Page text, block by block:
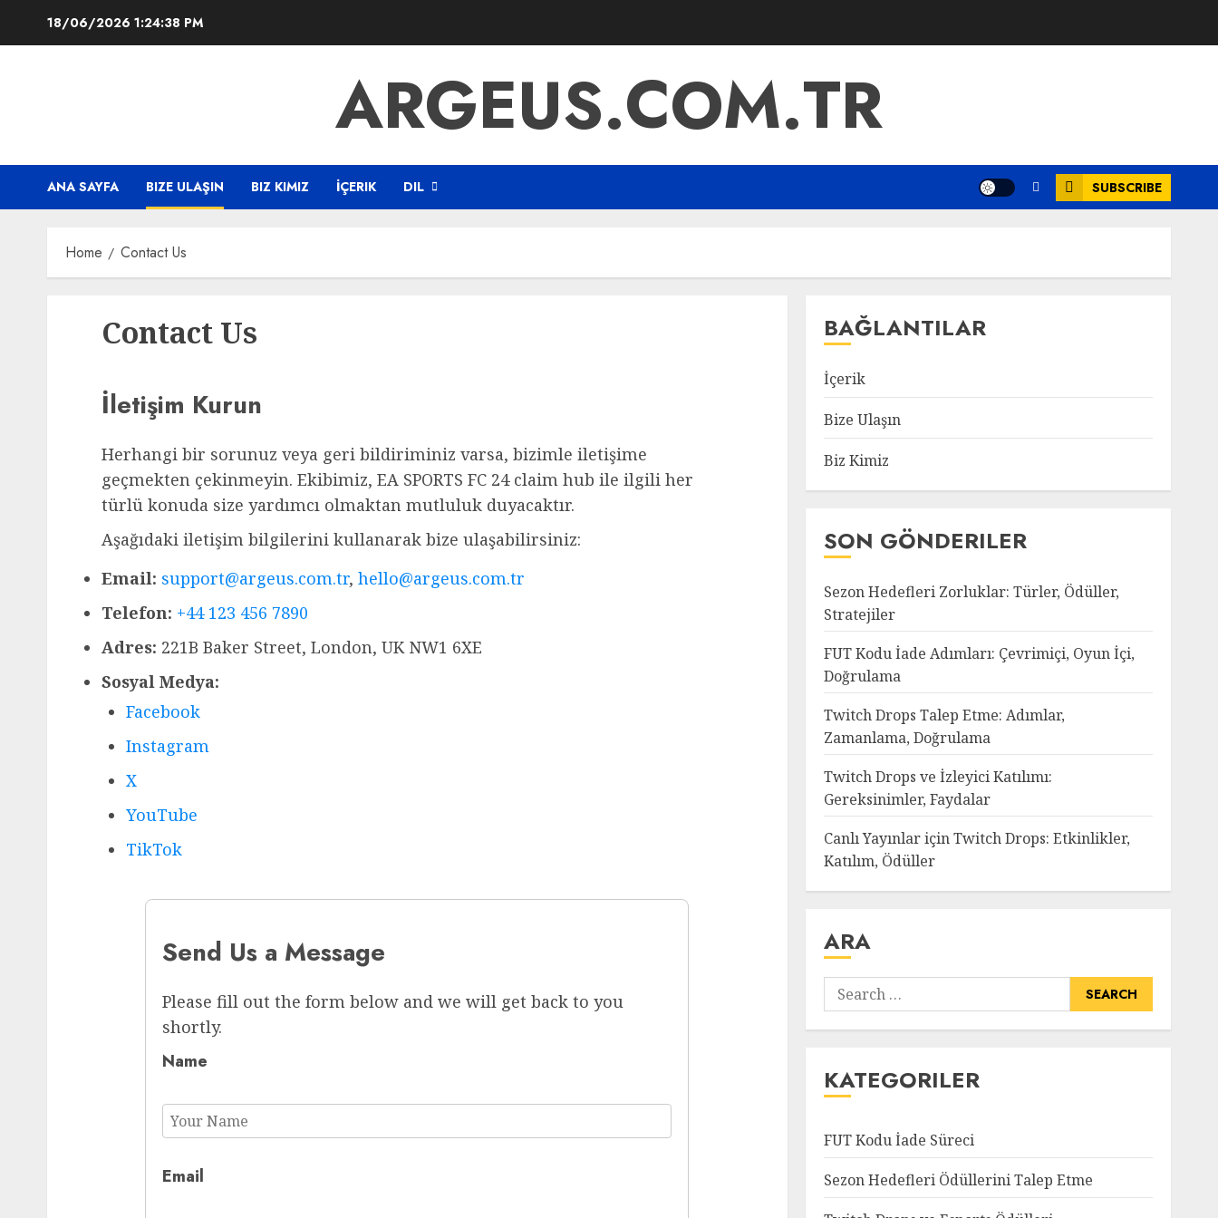
18/06/2026 1:24:38 PM
ARGEUS.COM.TR
ANA SAYFA BIZE ULAŞIN BIZ KIMIZ İÇERIK DIL SUBSCRIBE
Home Contact Us
Contact Us
İletişim Kurun
Herhangi bir sorunuz veya geri bildiriminiz varsa, bizimle iletişime
geçmekten çekinmeyin. Ekibimiz, EA SPORTS FC 24 claim hub ile ilgili her
türlü konuda size yardımcı olmaktan mutluluk duyacaktır.
Aşağıdaki iletişim bilgilerini kullanarak bize ulaşabilirsiniz:
Email: support@argeus.com.tr, hello@argeus.com.tr
Telefon: +44 123 456 7890
Adres: 221B Baker Street, London, UK NW1 6XE
Sosyal Medya:
Facebook
Instagram
X
YouTube
TikTok
Send Us a Message
Please fill out the form below and we will get back to you
shortly.
Name
Email
BAĞLANTILAR
İçerik
Bize Ulaşın
Biz Kimiz
SON GÖNDERILER
Sezon Hedefleri Zorluklar: Türler, Ödüller,
Stratejiler
FUT Kodu İade Adımları: Çevrimiçi, Oyun İçi,
Doğrulama
Twitch Drops Talep Etme: Adımlar,
Zamanlama, Doğrulama
Twitch Drops ve İzleyici Katılımı:
Gereksinimler, Faydalar
Canlı Yayınlar için Twitch Drops: Etkinlikler,
Katılım, Ödüller
ARA
Search
for:
KATEGORILER
FUT Kodu İade Süreci
Sezon Hedefleri Ödüllerini Talep Etme